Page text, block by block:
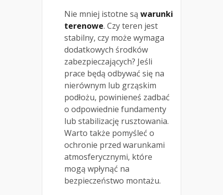
Nie mniej istotne są warunki
terenowe. Czy teren jest
stabilny, czy może wymaga
dodatkowych środków
zabezpieczających? Jeśli
prace będą odbywać się na
nierównym lub grząskim
podłożu, powinieneś zadbać
o odpowiednie fundamenty
lub stabilizację rusztowania.
Warto także pomyśleć o
ochronie przed warunkami
atmosferycznymi, które
mogą wpłynąć na
bezpieczeństwo montażu.